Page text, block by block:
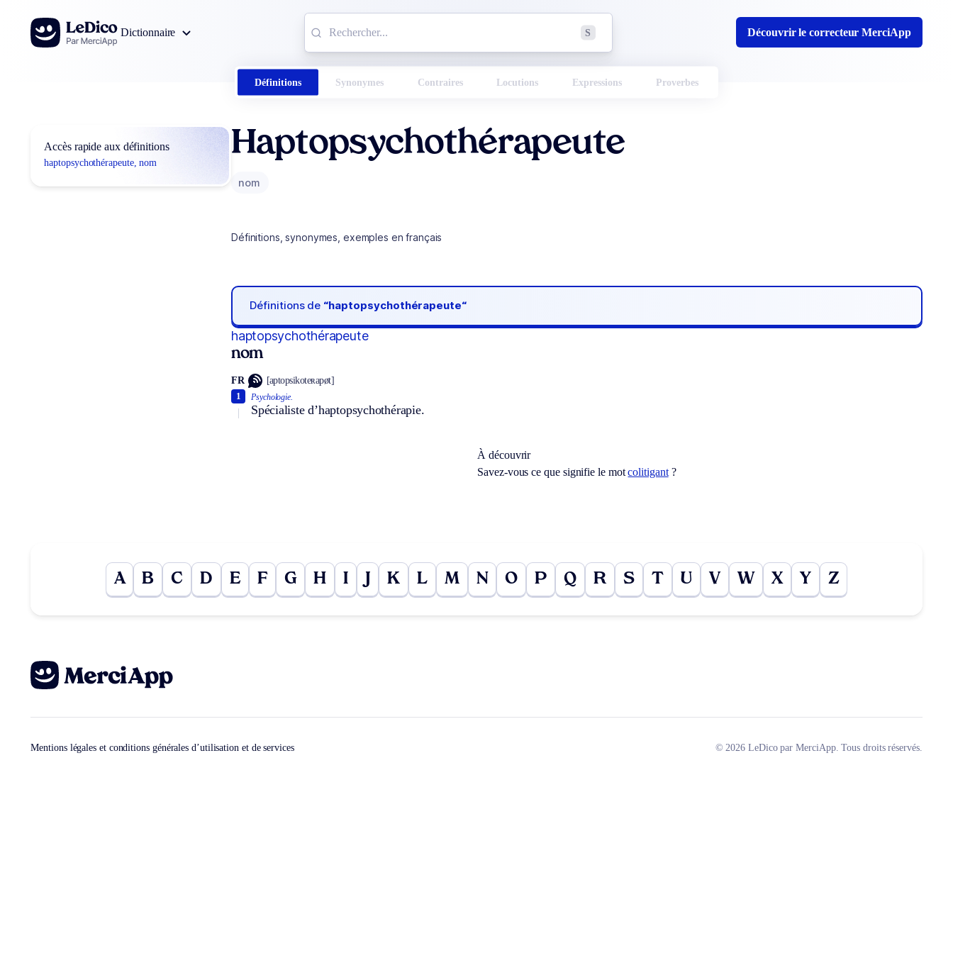
Aller au contenu
Dictionnaire
S Découvrir le correcteur MerciApp
Définitions Synonymes Contraires Locutions Expressions Proverbes
Accès rapide aux définitions
haptopsychothérapeute, nom
Haptopsychothérapeute
nom
Définitions, synonymes, exemples en français
Définitions de “haptopsychothérapeute“
haptopsychothérapeute
nom
FR [aptopsikoteʀapøt]
Psychologie.
Spécialiste d’haptopsychothérapie.
1
À découvrir
Savez-vous ce que signifie le motcolitigant?
A B C D E F G H I K L M N O P Q R S T U V W X Y Z
Mentions légales et conditions générales d’utilisation et de services © 2026 LeDico par MerciApp. Tous droits réservés.